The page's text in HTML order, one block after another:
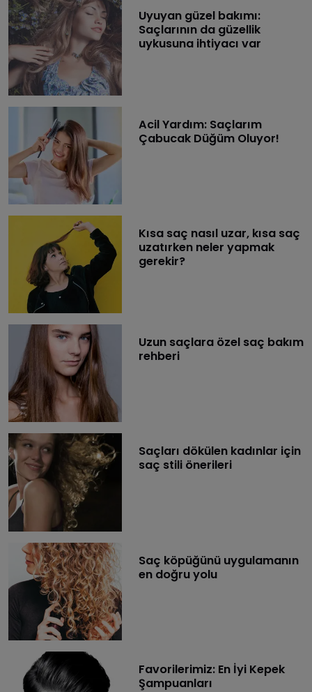
Uyuyan güzel bakımı:
Saçlarının da güzellik
uykusuna ihtiyacı var
Acil Yardım: Saçlarım
Çabucak Düğüm Oluyor!
Kısa saç nasıl uzar, kısa saç
uzatırken neler yapmak
gerekir?
Uzun saçlara özel saç bakım
rehberi
Saçları dökülen kadınlar için
saç stili önerileri
Saç köpüğünü uygulamanın
en doğru yolu
Favorilerimiz: En İyi Kepek
Şampuanları